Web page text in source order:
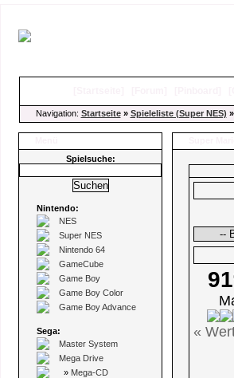
Navigation: Startseite» Spieleliste (Super NES) »
Spielsuche:
Nintendo:
NES
Super NES
Nintendo 64
GameCube
Game Boy
Game Boy Color
Game Boy Advance
Sega:
Master System
Mega Drive
» Mega-CD
«